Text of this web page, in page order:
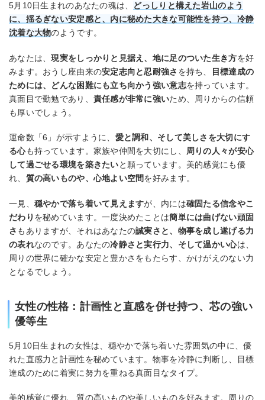
5月10日生まれのあなたの魂は、 どっしりと構えた岩山のよう
に、揺るぎない安定感と、内に秘めた大きな可能性を持つ、冷静
沈着な大物のようです。
あなたは、現実をしっかりと見据え、地に足のついた生き方を好
みます。おうし座由来の安定志向と忍耐強さ を持ち、
目標達成の
ためには、どんな困難にも立ち向かう強い意志を持っています。
真面目で勤勉であり、 責任感が非常に強いため、周りからの信頼
も厚いでしょう。
運命数「6」が示すように、 愛と調和、そして美しさを大切にす
る心も持っています。家族や仲間を大切にし、 周りの人々が安心
して過ごせる環境を築きたいと願っています。美的感覚にも優
れ、 質の高いものや、心地よい空間を好みます。
一見、 穏やかで落ち着いて見えますが、内には確固たる信念やこ
だわり を秘めています。一度決めたことは簡単には曲げない頑固
さ もありますが、それはあなたの誠実さと、物事を成し遂げる力
の表れなのです。あなたの冷静さと実行力、そして温かい心は、
周りの世界に確かな安定と豊かさをもたらす、かけがえのない力
となるでしょう。
女性の性格：計画性と直感を併せ持つ、芯の強い
優等生
5月10日生まれの女性は、穏やかで落ち着いた雰囲気の中に、優
れた直感力と計画性を秘めています。物事を冷静に判断し、目標
達成のために着実に努力を重ねる真面目なタイプ。
美的感覚に優れ、質の高いものや美しいものを好みます。周りの